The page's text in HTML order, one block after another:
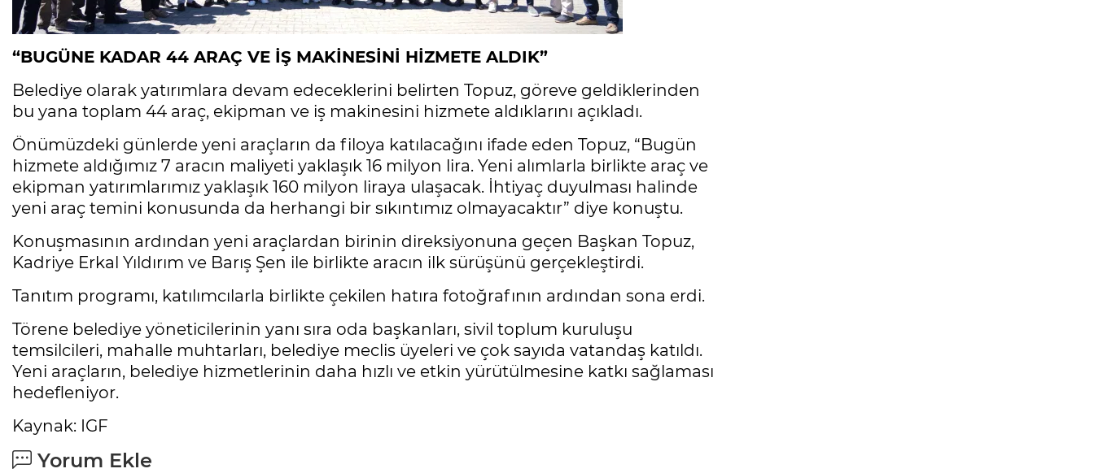
“BUGÜNE KADAR 44 ARAÇ VE İŞ MAKİNESİNİ HİZMETE ALDIK”
Belediye olarak yatırımlara devam edeceklerini belirten Topuz, göreve geldiklerinden
bu yana toplam 44 araç, ekipman ve iş makinesini hizmete aldıklarını açıkladı.
Önümüzdeki günlerde yeni araçların da filoya katılacağını ifade eden Topuz, “Bugün
hizmete aldığımız 7 aracın maliyeti yaklaşık 16 milyon lira. Yeni alımlarla birlikte araç ve
ekipman yatırımlarımız yaklaşık 160 milyon liraya ulaşacak. İhtiyaç duyulması halinde
yeni araç temini konusunda da herhangi bir sıkıntımız olmayacaktır” diye konuştu.
Konuşmasının ardından yeni araçlardan birinin direksiyonuna geçen Başkan Topuz,
Kadriye Erkal Yıldırım ve Barış Şen ile birlikte aracın ilk sürüşünü gerçekleştirdi.
Tanıtım programı, katılımcılarla birlikte çekilen hatıra fotoğrafının ardından sona erdi.
Törene belediye yöneticilerinin yanı sıra oda başkanları, sivil toplum kuruluşu
temsilcileri, mahalle muhtarları, belediye meclis üyeleri ve çok sayıda vatandaş katıldı.
Yeni araçların, belediye hizmetlerinin daha hızlı ve etkin yürütülmesine katkı sağlaması
hedefleniyor.
Kaynak: IGF
Yorum Ekle